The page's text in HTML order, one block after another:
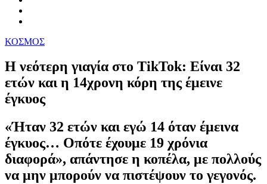
ΚΟΣΜΟΣ
Η νεότερη γιαγία στο TikTok: Είναι 32
ετών και η 14χρονη κόρη της έμεινε
έγκυος
«Ήταν 32 ετών και εγώ 14 όταν έμεινα
έγκυος… Οπότε έχουμε 19 χρόνια
διαφορά», απάντησε η κοπέλα, με πολλούς
να μην μπορούν να πιστέψουν το γεγονός.